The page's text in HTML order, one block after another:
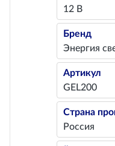
12 В
Бренд
Энергия
Артикул
GEL200
Страна
Россия